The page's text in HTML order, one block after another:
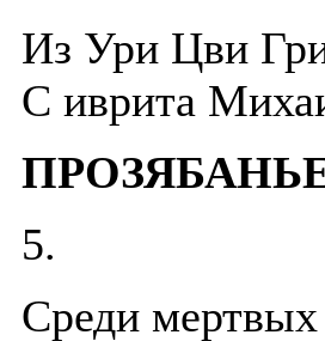
Из Ури Цви
C иврита
5.
Среди мертвых